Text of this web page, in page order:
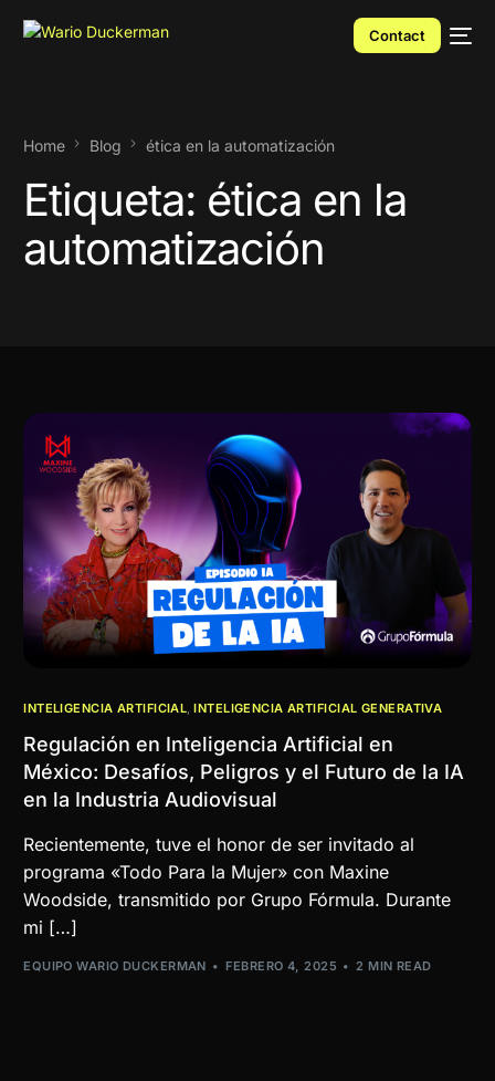
Contact
Home Blog ética en la automatización
Etiqueta: ética en la
automatización
INTELIGENCIA ARTIFICIAL,INTELIGENCIA ARTIFICIAL GENERATIVA
Regulación en Inteligencia Artificial en
México: Desafíos, Peligros y el Futuro de la IA
en la Industria Audiovisual
Recientemente, tuve el honor de ser invitado al
programa «Todo Para la Mujer» con Maxine
Woodside, transmitido por Grupo Fórmula. Durante
mi […]
EQUIPO WARIO DUCKERMAN FEBRERO 4, 2025 2 MIN READ